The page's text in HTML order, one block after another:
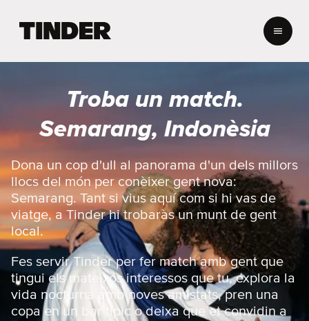
r
n
c
i
Troba un match.
Semarang, Indonèsia
Dona un cop d'ull al panorama d'un dels millors
llocs del món per conèixer gent nova:
Semarang. Tant si vius aquí com si hi vas de
viatge, a Tinder hi trobaràs un munt de gent
local.
Fes servir Tinder per fer match amb gent que
tingui els mateixos interessos que tu, explora la
vida nocturna amb noves amistats, pren una
copa en un bar típic o deixa que et convidin a